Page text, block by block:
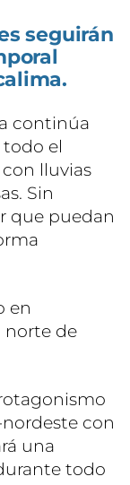
seguirán
continúa
todo el
lluvias
Sin
que puedan
en
norte de
con
una
todo